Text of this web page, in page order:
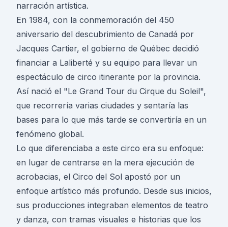
narración artística.
En 1984, con la conmemoración del 450
aniversario del descubrimiento de Canadá por
Jacques Cartier, el gobierno de Québec decidió
financiar a Laliberté y su equipo para llevar un
espectáculo de circo itinerante por la provincia.
Así nació el "Le Grand Tour du Cirque du Soleil",
que recorrería varias ciudades y sentaría las
bases para lo que más tarde se convertiría en un
fenómeno global.
Lo que diferenciaba a este circo era su enfoque:
en lugar de centrarse en la mera ejecución de
acrobacias, el Circo del Sol apostó por un
enfoque artístico más profundo. Desde sus inicios,
sus producciones integraban elementos de teatro
y danza, con tramas visuales e historias que los